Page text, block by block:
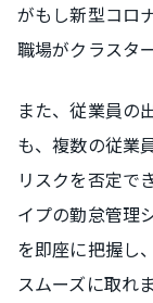
がもし新型コロ
職場がクラスタ
また、従業員の
も、複数の従業
リスクを否定で
イプの勤怠管理
を即座に把握し
スムーズに取れ